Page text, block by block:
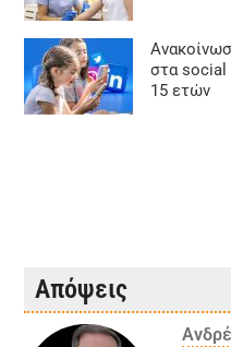
στα social
15 ετών
Απόψεις